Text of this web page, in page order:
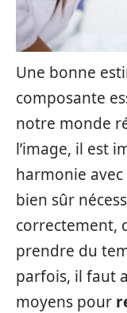
Une bonne
composante
notre monde
l’image, il est
harmonie
bien sûr
correctement,
prendre du
parfois, il faut
moyens pour